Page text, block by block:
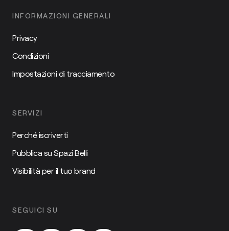
INFORMAZIONI GENERALI
Privacy
Condizioni
Impostazioni di tracciamento
SERVIZI
Perché iscriverti
Pubblica su Spazi Belli
Visibilità per il tuo brand
SEGUICI SU